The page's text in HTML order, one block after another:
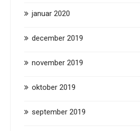
januar 2020
december 2019
november 2019
oktober 2019
september 2019